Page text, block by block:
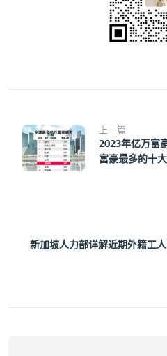
上一篇
2023年亿万富
富豪最多的十
新加坡人力部详解近期外籍工